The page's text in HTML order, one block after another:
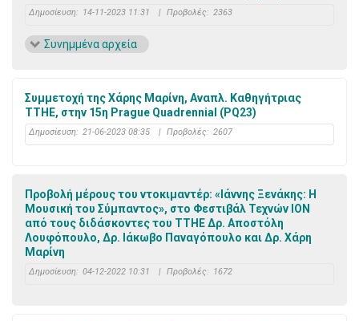
Δημοσίευση: 14-11-2023 11:31 | Προβολές: 2363
Συνημμένα αρχεία
Συμμετοχή της Χάρης Μαρίνη, Αναπλ. Καθηγήτριας
ΤΤΗΕ, στην 15η Prague Quadrennial (PQ23)
Δημοσίευση: 21-06-2023 08:35 | Προβολές: 2607
Προβολή μέρους του ντοκιμαντέρ: «Ιάννης Ξενάκης: Η
Μουσική του Σύμπαντος», στο Φεστιβάλ Τεχνών ΙΟΝ
από τους διδάσκοντες του ΤΤΗΕ Δρ. Αποστόλη
Λουφόπουλο, Δρ. Ιάκωβο Παναγόπουλο και Δρ. Χάρη
Μαρίνη
Δημοσίευση: 04-12-2022 10:31 | Προβολές: 1672